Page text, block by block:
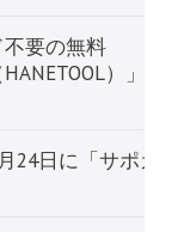
24日に「サポカ
要の無料
）」